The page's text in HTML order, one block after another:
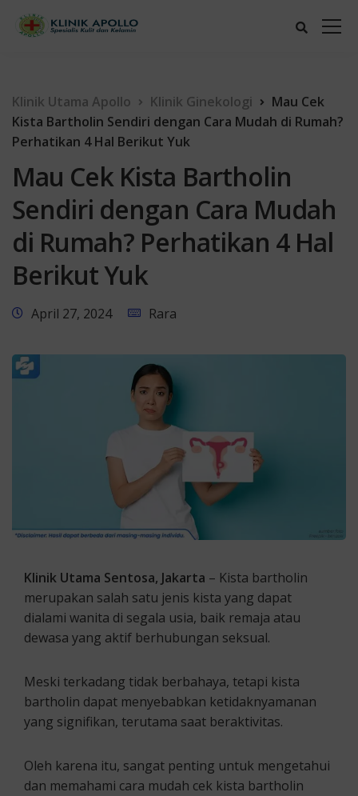
Klinik Utama Apollo Klinik Ginekologi
Mau Cek
Kista Bartholin Sendiri dengan Cara Mudah di Rumah?
Perhatikan 4 Hal Berikut Yuk
Mau Cek Kista Bartholin
Sendiri dengan Cara Mudah
di Rumah? Perhatikan 4 Hal
Berikut Yuk
April 27, 2024 Rara
Klinik Utama Sentosa, Jakarta – Kista bartholin
merupakan salah satu jenis kista yang dapat
dialami wanita di segala usia, baik remaja atau
dewasa yang aktif berhubungan seksual.
Meski terkadang tidak berbahaya, tetapi kista
bartholin dapat menyebabkan ketidaknyamanan
yang signifikan, terutama saat beraktivitas.
Oleh karena itu, sangat penting untuk mengetahui
dan memahami cara mudah cek kista bartholin